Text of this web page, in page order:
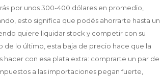
por unos 300-400 dólares en promedio,
esto significa que podés ahorrarte hasta un
quiere liquidar stock y competir con su
de lo último, esta baja de precio hace que la
con esa plata extra: comprarte un par de
a las importaciones pegan fuerte,